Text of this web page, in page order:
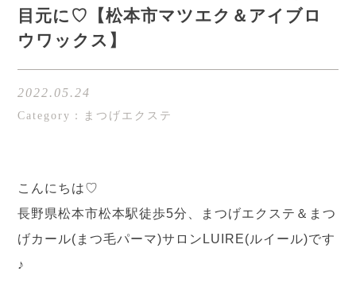
目元に♡【松本市マツエク＆アイブロ
ウワックス】
2022.05.24
Category：まつげエクステ
こんにちは♡
長野県松本市松本駅徒歩5分、まつげエクステ＆まつ
げカール(まつ毛パーマ)サロンLUIRE(ルイール)です
♪